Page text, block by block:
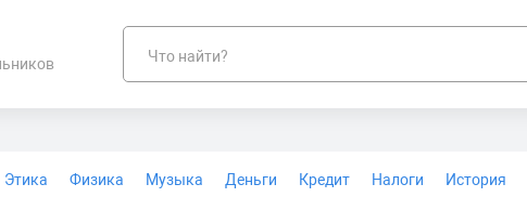
Что найти?
Этика Физика Музыка Деньги Кредит Налоги История